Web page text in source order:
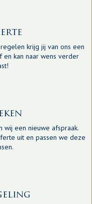
krijg jij van ons een
kan naar wens verder
wij een nieuwe afspraak.
uit en passen we deze